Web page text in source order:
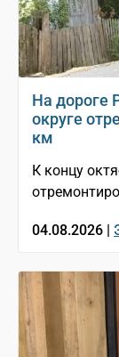
На дороге
округе
км
К концу
04.08.2026 |